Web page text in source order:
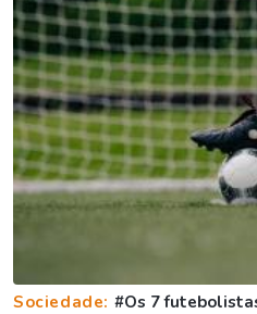
Sociedade: #Os 7